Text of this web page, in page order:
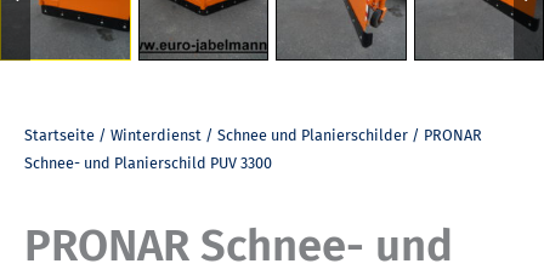
Startseite / Winterdienst / Schnee und Planierschilder / PRONAR
Schnee- und Planierschild PUV 3300
PRONAR Schnee- und